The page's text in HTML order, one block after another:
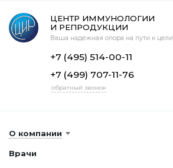
ЦЕНТР ИММУНОЛОГИИ
И РЕПРОДУКЦИИ
Ваша надежная опора на пути к цели
+7 (495) 514-00-11
+7 (499) 707-11-76
обратный звонок
О компании
Врачи